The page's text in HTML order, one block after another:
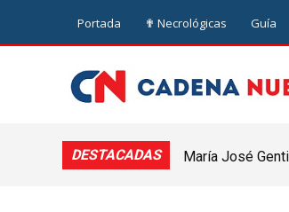
Portada ✟ Necrológicas Guía
DESTACADAS
María José